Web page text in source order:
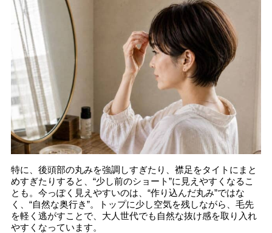
特に、後頭部の丸みを強調しすぎたり、襟足をタイトにまと
めすぎたりすると、“少し前のショート”に見えやすくなるこ
とも。今っぽく見えやすいのは、“作り込んだ丸み”ではな
く、“自然な奥行き”。トップに少し空気を残しながら、毛先
を軽く逃がすことで、大人世代でも自然な抜け感を取り入れ
やすくなっています。